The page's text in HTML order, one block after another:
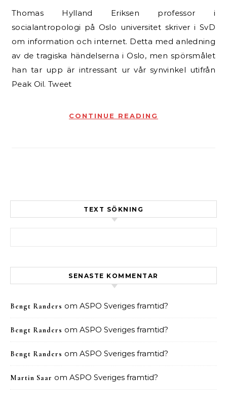
Thomas Hylland Eriksen professor i
socialantropologi på Oslo universitet skriver i SvD
om information och internet. Detta med anledning
av de tragiska händelserna i Oslo, men spörsmålet
han tar upp är intressant ur vår synvinkel utifrån
Peak Oil. Tweet
CONTINUE READING
TEXT SÖKNING
SENASTE KOMMENTAR
Bengt Randers om ASPO Sveriges framtid?
Bengt Randers om ASPO Sveriges framtid?
Bengt Randers om ASPO Sveriges framtid?
Martin Saar om ASPO Sveriges framtid?